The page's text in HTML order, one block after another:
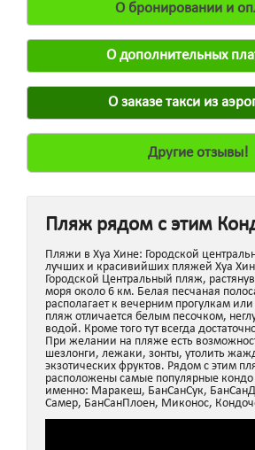
О бронировании и
О дополнительных
О заказе такси из
Другие отзывы!
Пляж рядом с этим
Пляжи в Хуа Хине: Городской
лучших и красивийших пляжей Хуа
Городской Центральный пляж,
моря около 6 км. Белая песчаная
располагает к вечерним прогулкам
пляж отличается белым песочком,
водой. Кроме того тут всегда
При желании на пляже есть
шезлонги, лежаки, зонты, утолить
экзотических фруктов. Рядом с этим
расположены самые популярные кондо
именно: Маракеш, БанСанСук,
Самер, БанСанПлоен, Миконос,